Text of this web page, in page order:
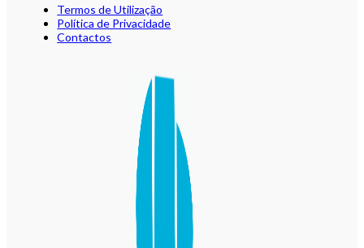
Termos de Utilização
Política de Privacidade
Contactos